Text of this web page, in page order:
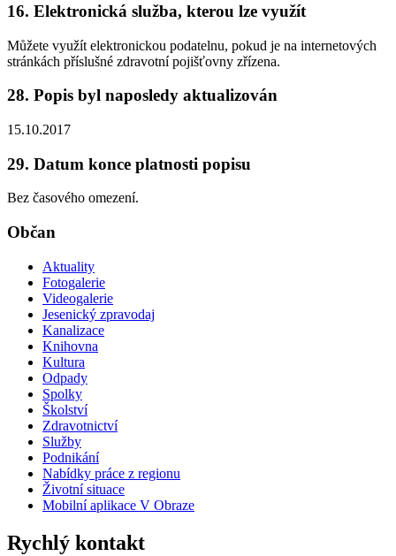
16. Elektronická služba, kterou lze využít
Můžete využít elektronickou podatelnu, pokud je na internetových
stránkách příslušné zdravotní pojišťovny zřízena.
28. Popis byl naposledy aktualizován
15.10.2017
29. Datum konce platnosti popisu
Bez časového omezení.
Občan
Aktuality
Fotogalerie
Videogalerie
Jesenický zpravodaj
Kanalizace
Knihovna
Kultura
Odpady
Spolky
Školství
Zdravotnictví
Služby
Podnikání
Nabídky práce z regionu
Životní situace
Mobilní aplikace V Obraze
Rychlý kontakt